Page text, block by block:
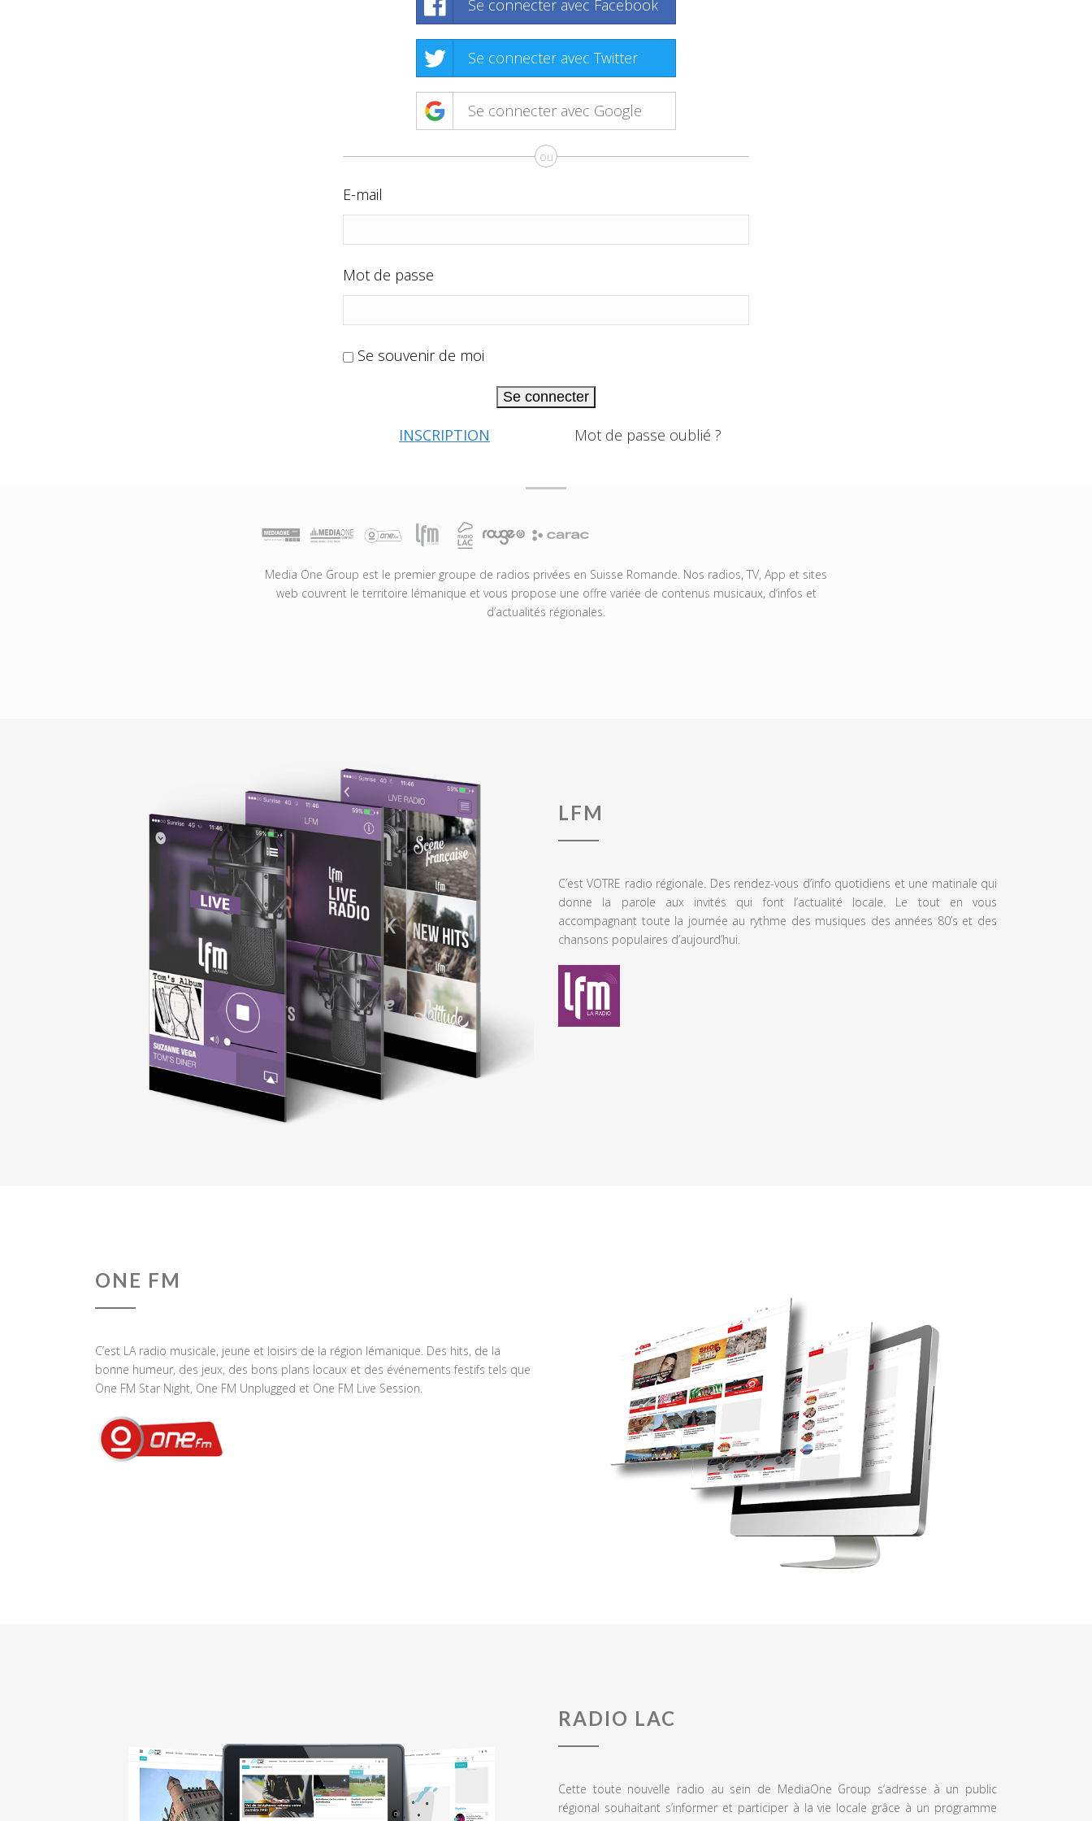
Se connecter avec Facebook
Se connecter avec Twitter
Se connecter avec Google
ou
E-mail
Mot de passe
Se souvenir de moi
Se connecter
INSCRIPTION Mot de passe oublié ?
Media One Group est le premier groupe de radios privées en Suisse Romande. Nos radios, TV, App et sites
web couvrent le territoire lémanique et vous propose une offre variée de contenus musicaux, d’infos et
d’actualités régionales.
LFM
C’est VOTRE radio régionale. Des rendez-vous d’info quotidiens et une matinale qui
donne la parole aux invités qui font l’actualité locale. Le tout en vous
accompagnant toute la journée au rythme des musiques des années 80’s et des
chansons populaires d’aujourd’hui.
ONE FM
C’est LA radio musicale, jeune et loisirs de la région lémanique. Des hits, de la
bonne humeur, des jeux, des bons plans locaux et des événements festifs tels que
One FM Star Night, One FM Unplugged et One FM Live Session.
RADIO LAC
Cette toute nouvelle radio au sein de MediaOne Group s’adresse à un public
régional souhaitant s’informer et participer à la vie locale grâce à un programme